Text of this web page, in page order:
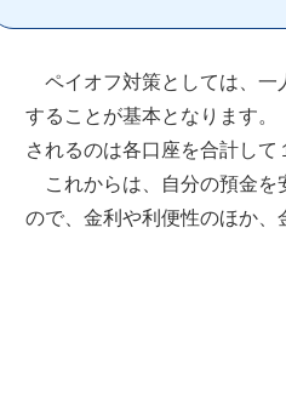
ペイオフ対策としては、一
することが基本となります
されるのは各口座を合計して
これからは、自分の預金を
ので、金利や利便性のほか、